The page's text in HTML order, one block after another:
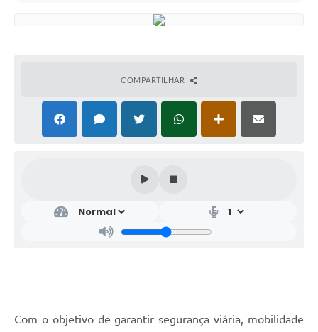
COMPARTILHAR
Com o objetivo de garantir segurança viária, mobilidade